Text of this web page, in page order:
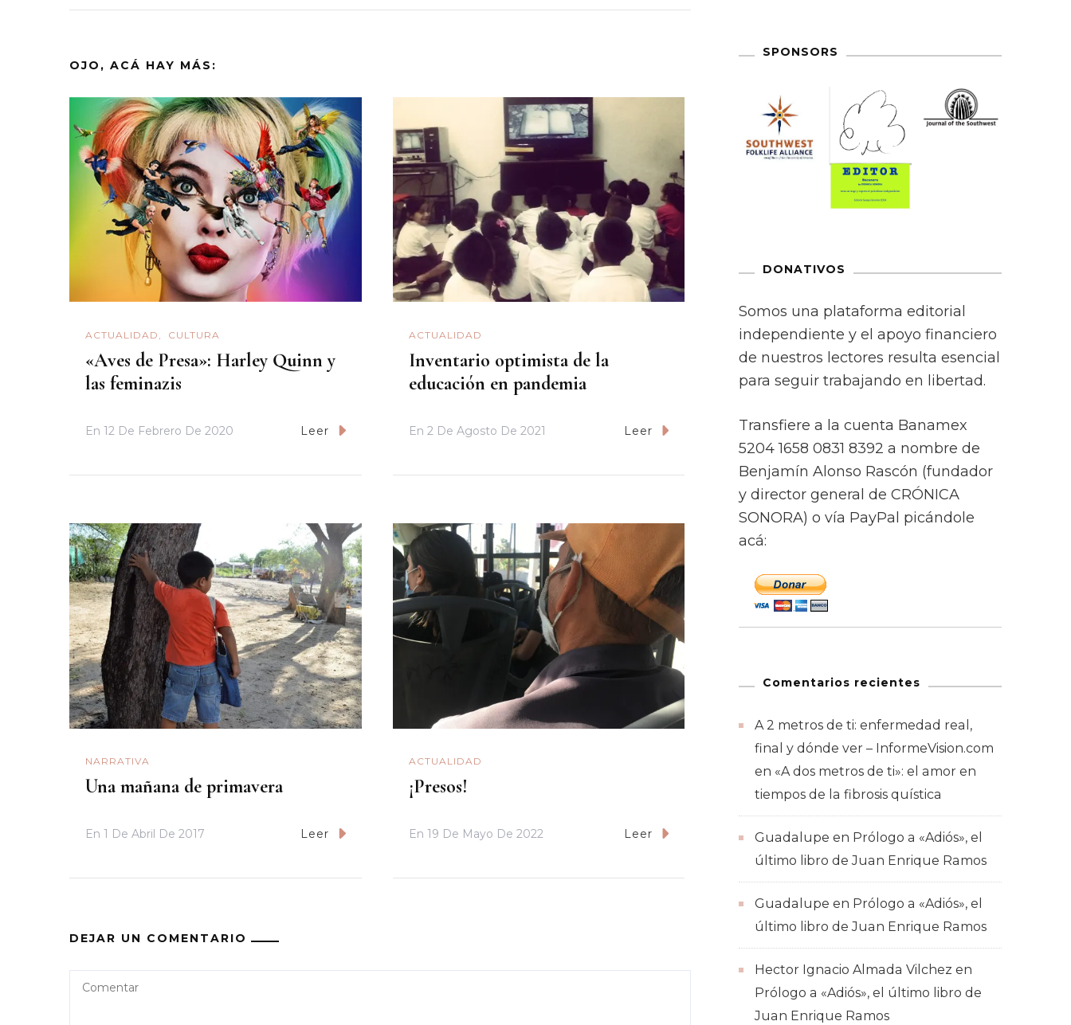
OJO, ACÁ HAY MÁS:
ACTUALIDAD CULTURA
«Aves de Presa»: Harley Quinn y
las feminazis
En 12 De Febrero De 2020 Leer
ACTUALIDAD
Inventario optimista de la
educación en pandemia
En 2 De Agosto De 2021 Leer
NARRATIVA
Una mañana de primavera
En 1 De Abril De 2017 Leer
ACTUALIDAD
¡Presos!
En 19 De Mayo De 2022 Leer
DEJAR UN COMENTARIO
SPONSORS
DONATIVOS
Somos una plataforma editorial
independiente y el apoyo financiero
de nuestros lectores resulta esencial
para seguir trabajando en libertad.
Transfiere a la cuenta Banamex
5204 1658 0831 8392 a nombre de
Benjamín Alonso Rascón (fundador
y director general de CRÓNICA
SONORA) o vía PayPal picándole
acá:
Comentarios recientes
A 2 metros de ti: enfermedad real,
final y dónde ver – InformeVision.com
en «A dos metros de ti»: el amor en
tiempos de la fibrosis quística
Guadalupe en Prólogo a «Adiós», el
último libro de Juan Enrique Ramos
Guadalupe en Prólogo a «Adiós», el
último libro de Juan Enrique Ramos
Hector Ignacio Almada Vilchez en
Prólogo a «Adiós», el último libro de
Juan Enrique Ramos